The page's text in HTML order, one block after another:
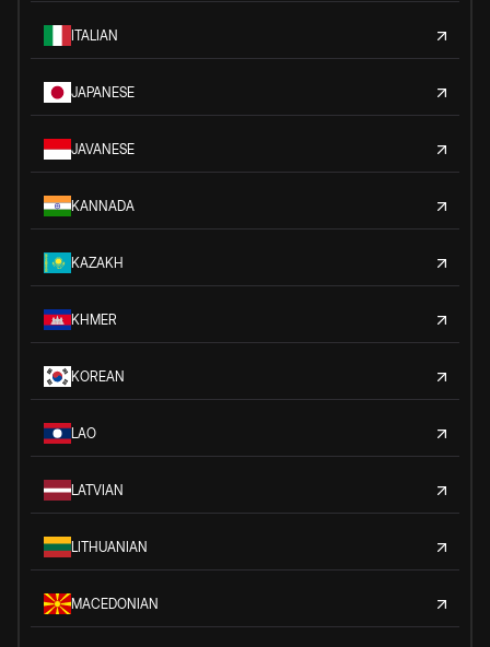
ITALIAN
JAPANESE
JAVANESE
KANNADA
KAZAKH
KHMER
KOREAN
LAO
LATVIAN
LITHUANIAN
MACEDONIAN